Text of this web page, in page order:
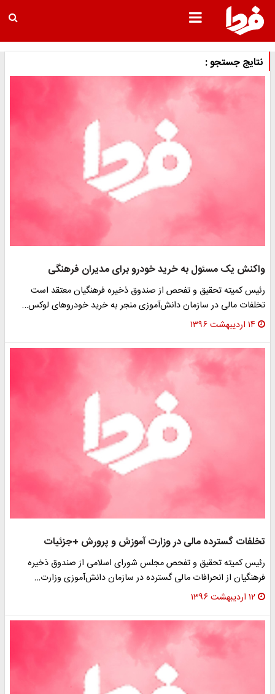
نتایج جستجو :
واکنش یک مسئول به خرید خودرو برای مدیران فرهنگی
رئیس کمیته تحقیق و تفحص از صندوق ذخیره فرهنگیان معتقد است
تخلفات مالی در سازمان دانش‌آموزی منجر به خرید خودروهای لوکس…
۱۴ اردیبهشت ۱۳۹۶
تخلفات گسترده مالی در وزارت آموزش و پرورش +جزئیات
رئیس کمیته تحقیق و تفحص مجلس شورای اسلامی از صندوق ذخیره
فرهنگیان از انحرافات مالی گسترده در سازمان دانش‌آموزی وزارت…
۱۲ اردیبهشت ۱۳۹۶